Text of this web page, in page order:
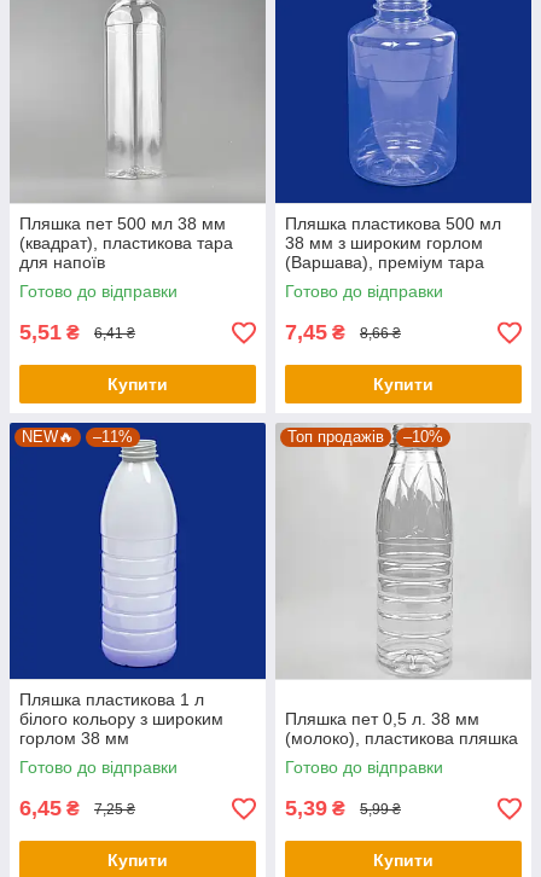
Пляшка пет 500 мл 38 мм
(квадрат), пластикова тара
для напоїв
Готово до відправки
5,51 ₴ 6,41 ₴
Купити
Пляшка пластикова 500 мл
38 мм з широким горлом
(Варшава), преміум тара
Готово до відправки
7,45 ₴ 8,66 ₴
Купити
NEW🔥 –11%
Пляшка пластикова 1 л
білого кольору з широким
горлом 38 мм
Готово до відправки
6,45 ₴ 7,25 ₴
Купити
Топ продажів –10%
Пляшка пет 0,5 л. 38 мм
(молоко), пластикова пляшка
Готово до відправки
5,39 ₴ 5,99 ₴
Купити